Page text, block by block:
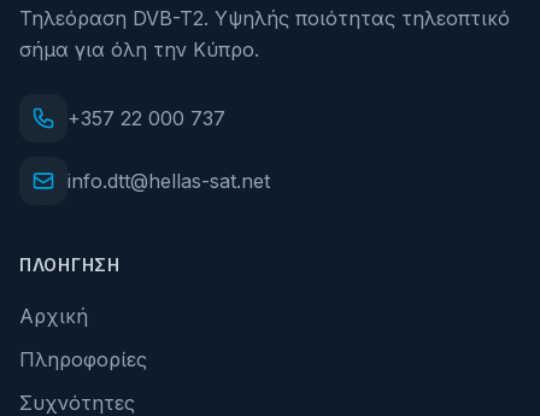
Τηλεόραση DVB-T2. Υψηλής ποιότητας τηλεοπτικό
σήμα για όλη την Κύπρο.
+357 22 000 737
info.dtt@hellas-sat.net
ΠΛΟΉΓΗΣΗ
Αρχική
Πληροφορίες
Συχνότητες